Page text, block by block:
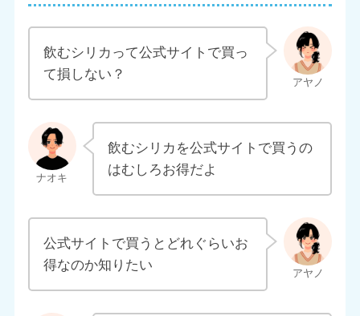
飲むシリカって公式サイトで買っ
て損しない？
飲むシリカを公式サイトで買うの
はむしろお得だよ
公式サイトで買うとどれぐらいお
得なのか知りたい